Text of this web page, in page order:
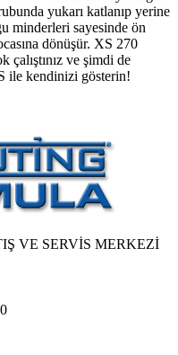
yukarı katlanıp yerine
minderleri sayesinde ön
dönüşür. XS 270
ve şimdi de
ile kendinizi gösterin!
VE SERVİS MERKEZİ